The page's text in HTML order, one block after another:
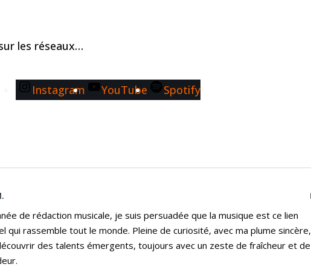
les réseaux…
Instagram YouTube Spotify
de rédaction musicale, je suis persuadée que la musique est ce lien
qui rassemble tout le monde. Pleine de curiosité, avec ma plume sincère,
des talents émergents, toujours avec un zeste de fraîcheur et de